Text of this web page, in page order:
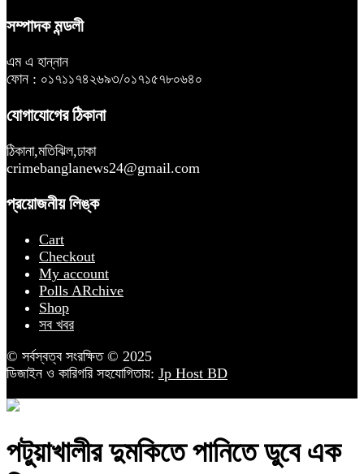
সম্পাদক মন্ডলী
এম এ হান্নান
ফোন : ০১৭১১৭৪২৬৯৩/০১৭১৫৭৮০৬৪০
যোগাযোগের ঠিকানা
ঠিকানা,মতিঝিল,ঢাকা
crimebanglanews24@gmail.com
প্রয়োজনীয় লিঙ্ক
Cart
Checkout
My account
Polls ARchive
Shop
সব খবর
© সর্বস্বত্ব সংরক্ষিত © 2025
ডিজাইন ও কারিগরি সহযোগিতায়: Jp Host BD
পটুয়াখালীর দুমকিতে পানিতে ডুবে এক